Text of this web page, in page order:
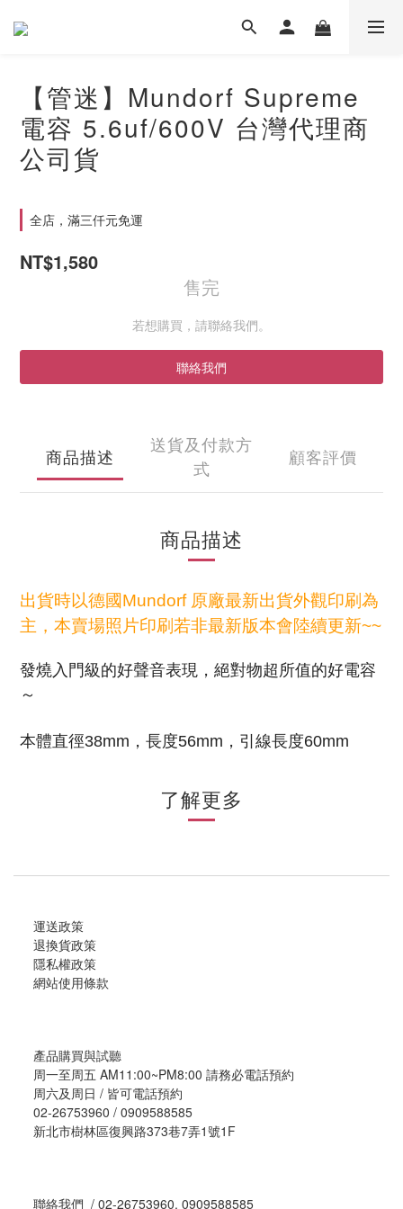
【管迷】Mundorf Supreme
電容 5.6uf/600V 台灣代理商
公司貨
全店，滿三仟元免運
NT$1,580
售完
若想購買，請聯絡我們。
聯絡我們
商品描述
送貨及付款方
式
顧客評價
商品描述
出貨時以德國Mundorf 原廠最新出貨外觀印刷為
主，本賣場照片印刷若非最新版本會陸續更新~~
發燒入門級的好聲音表現，絕對物超所值的好電容
～
本體直徑38mm，長度56mm，引線長度60mm
了解更多
運送政策
退換貨政策
隱私權政策
網站使用條款
產品購買與試聽
周一至周五 AM11:00~PM8:00 請務必電話預約
周六及周日 / 皆可電話預約
02-26753960 / 0909588585
新北市樹林區復興路373巷7弄1號1F
聯絡我們 / 02-26753960, 0909588585